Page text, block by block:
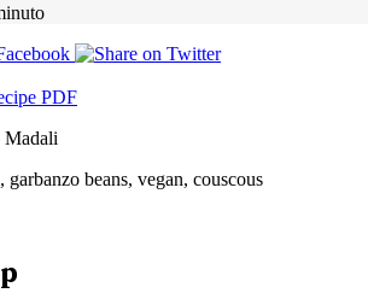
PDF
Madali
garbanzo beans, vegan, couscous